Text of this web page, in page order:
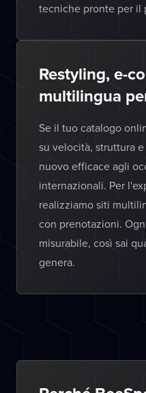
tecniche pronte per il
Restyling, e-
multilingua
Se il tuo catalogo
su velocità, struttura
nuovo efficace agli
internazionali. Per
realizziamo siti
con prenotazioni.
misurabile, così sai
genera.